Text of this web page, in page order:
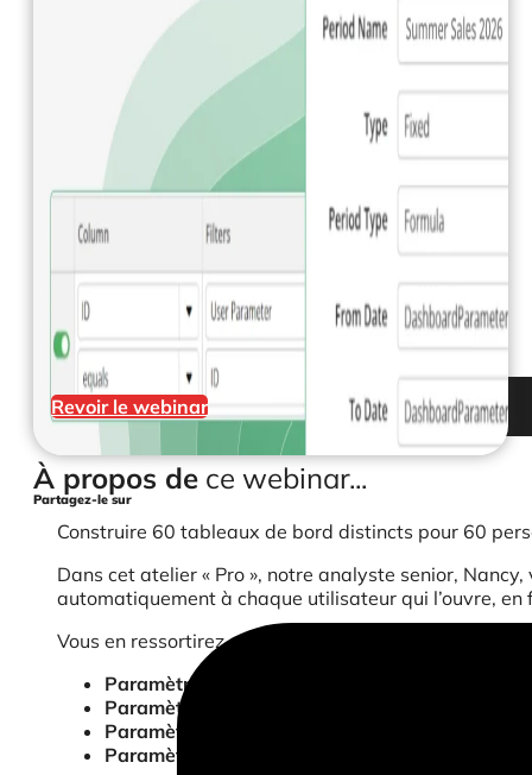
Revoir le webinar
À propos de ce webinar...
Construire 60 tableaux de bord distincts pour 60
Dans cet atelier « Pro », notre analyste senior,
automatiquement à chaque utilisateur qui l’ouvre,
Vous en ressortirez en sachant exactement quand et
Paramètres utilisateur
Paramètres de l’équipe
Paramètres du tableau de bord
Paramètres de session
Partagez-le sur